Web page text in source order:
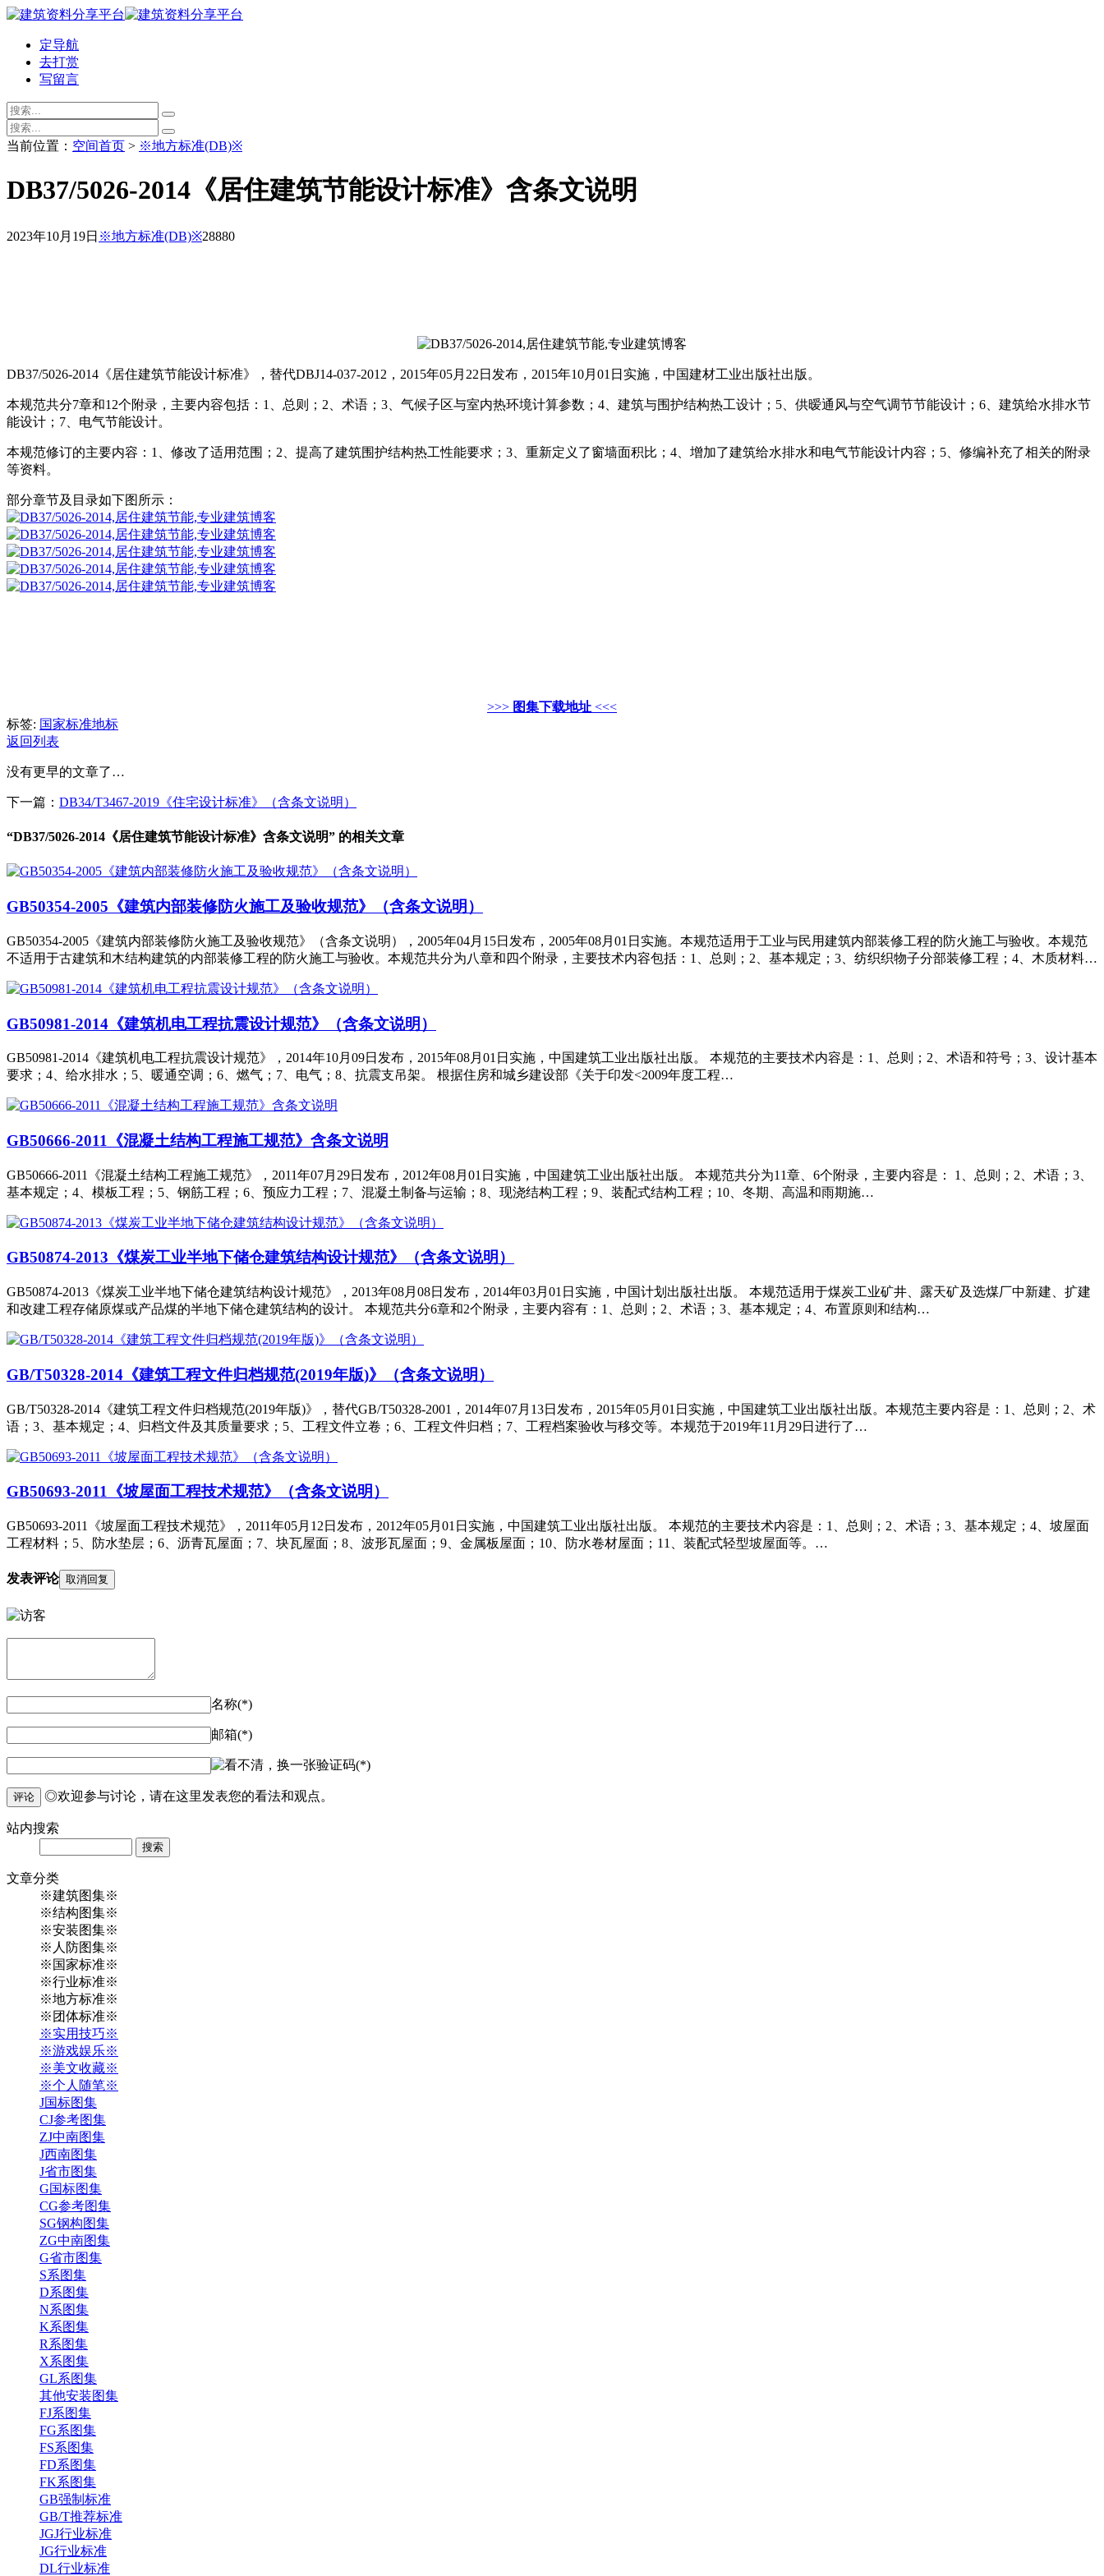
定导航
去打赏
写留言
当前位置： 空间首页 > ※地方标准(DB)※
DB37/5026-2014《居住建筑节能设计标准》含条文说明
2023年10月19日 ※地方标准(DB)※28880
DB37/5026-2014《居住建筑节能设计标准》，替代DBJ14-037-2012，2015年05月22日发布，2015年10月01日实施，中国建材工业出版社出版。
本规范共分7章和12个附录，主要内容包括：1、总则；2、术语；3、气候子区与室内热环境计算参数；4、建筑与围护结构热工设计；5、供暧通风与空气调节节能设计；6、建筑给水排水节
能设计；7、电气节能设计。
本规范修订的主要内容：1、修改了适用范围；2、提高了建筑围护结构热工性能要求；3、重新定义了窗墙面积比；4、增加了建筑给水排水和电气节能设计内容；5、修编补充了相关的附录
等资料。
部分章节及目录如下图所示：
>>> 图集下载地址 <<<
标签: 国家标准地标
返回列表
没有更早的文章了…
下一篇： DB34/T3467-2019《住宅设计标准》（含条文说明）
“DB37/5026-2014《居住建筑节能设计标准》含条文说明” 的相关文章
GB50354-2005《建筑内部装修防火施工及验收规范》（含条文说明）
GB50354-2005《建筑内部装修防火施工及验收规范》（含条文说明），2005年04月15日发布，2005年08月01日实施。本规范适用于工业与民用建筑内部装修工程的防火施工与验收。本规范
不适用于古建筑和木结构建筑的内部装修工程的防火施工与验收。本规范共分为八章和四个附录，主要技术内容包括：1、总则；2、基本规定；3、纺织织物子分部装修工程；4、木质材料…
GB50981-2014《建筑机电工程抗震设计规范》（含条文说明）
GB50981-2014《建筑机电工程抗震设计规范》，2014年10月09日发布，2015年08月01日实施，中国建筑工业出版社出版。 本规范的主要技术内容是：1、总则；2、术语和符号；3、设计基本
要求；4、给水排水；5、暖通空调；6、燃气；7、电气；8、抗震支吊架。 根据住房和城乡建设部《关于印发<2009年度工程…
GB50666-2011《混凝土结构工程施工规范》含条文说明
GB50666-2011《混凝土结构工程施工规范》，2011年07月29日发布，2012年08月01日实施，中国建筑工业出版社出版。 本规范共分为11章、6个附录，主要内容是： 1、总则；2、术语；3、
基本规定；4、模板工程；5、钢筋工程；6、预应力工程；7、混凝土制备与运输；8、现浇结构工程；9、装配式结构工程；10、冬期、高温和雨期施…
GB50874-2013《煤炭工业半地下储仓建筑结构设计规范》（含条文说明）
GB50874-2013《煤炭工业半地下储仓建筑结构设计规范》，2013年08月08日发布，2014年03月01日实施，中国计划出版社出版。 本规范适用于煤炭工业矿井、露天矿及选煤厂中新建、扩建
和改建工程存储原煤或产品煤的半地下储仓建筑结构的设计。 本规范共分6章和2个附录，主要内容有：1、总则；2、术语；3、基本规定；4、布置原则和结构…
GB/T50328-2014《建筑工程文件归档规范(2019年版)》（含条文说明）
GB/T50328-2014《建筑工程文件归档规范(2019年版)》，替代GB/T50328-2001，2014年07月13日发布，2015年05月01日实施，中国建筑工业出版社出版。本规范主要内容是：1、总则；2、术
语；3、基本规定；4、归档文件及其质量要求；5、工程文件立卷；6、工程文件归档；7、工程档案验收与移交等。本规范于2019年11月29日进行了…
GB50693-2011《坡屋面工程技术规范》（含条文说明）
GB50693-2011《坡屋面工程技术规范》，2011年05月12日发布，2012年05月01日实施，中国建筑工业出版社出版。 本规范的主要技术内容是：1、总则；2、术语；3、基本规定；4、坡屋面
工程材料；5、防水垫层；6、沥青瓦屋面；7、块瓦屋面；8、波形瓦屋面；9、金属板屋面；10、防水卷材屋面；11、装配式轻型坡屋面等。…
发表评论 取消回复
名称(*)
邮箱(*)
验证码(*)
评论 ◎欢迎参与讨论，请在这里发表您的看法和观点。
站内搜索
文章分类
※建筑图集※
※结构图集※
※安装图集※
※人防图集※
※国家标准※
※行业标准※
※地方标准※
※团体标准※
※实用技巧※
※游戏娱乐※
※美文收藏※
※个人随笔※
J国标图集
CJ参考图集
ZJ中南图集
J西南图集
J省市图集
G国标图集
CG参考图集
SG钢构图集
ZG中南图集
G省市图集
S系图集
D系图集
N系图集
K系图集
R系图集
X系图集
GL系图集
其他安装图集
FJ系图集
FG系图集
FS系图集
FD系图集
FK系图集
GB强制标准
GB/T推荐标准
JGJ行业标准
JG行业标准
DL行业标准